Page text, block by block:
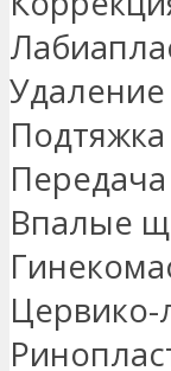
Впалые
Цервико-